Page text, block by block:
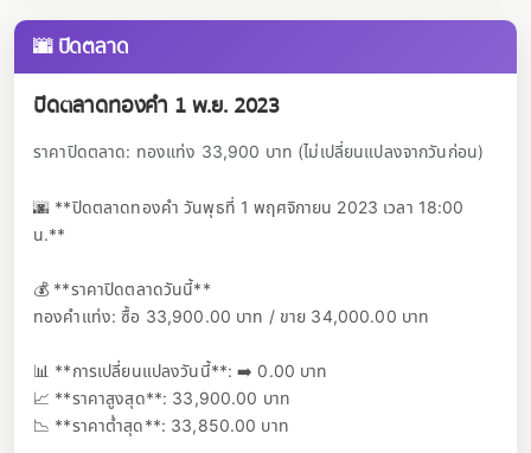
🌆 ปิดตลาด
ปิดตลาดทองคำ 1 พ.ย. 2023
ราคาปิดตลาด: ทองแท่ง 33,900 บาท (ไม่เปลี่ยนแปลงจากวันก่อน)
🌆 **ปิดตลาดทองคำ วันพุธที่ 1 พฤศจิกายน 2023 เวลา 18:00
น.**
💰 **ราคาปิดตลาดวันนี้**
ทองคำแท่ง: ซื้อ 33,900.00 บาท / ขาย 34,000.00 บาท
📊 **การเปลี่ยนแปลงวันนี้**: ➡️ 0.00 บาท
📈 **ราคาสูงสุด**: 33,900.00 บาท
📉 **ราคาต่ำสุด**: 33,850.00 บาท